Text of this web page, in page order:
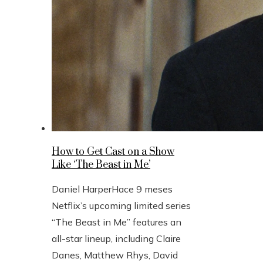
How to Get Cast on a Show
Like ‘The Beast in Me’
Daniel HarperHace 9 meses
Netflix’s upcoming limited series
“The Beast in Me” features an
all-star lineup, including Claire
Danes, Matthew Rhys, David